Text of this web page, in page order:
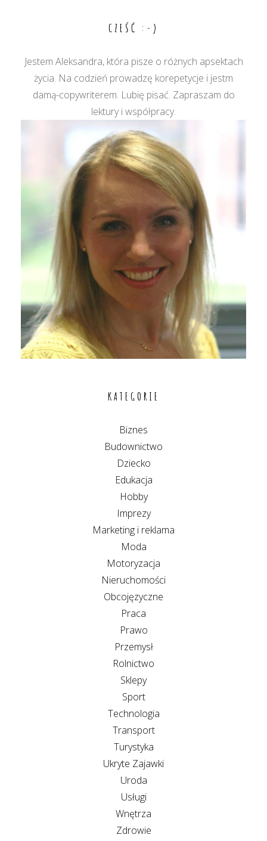
CZEŚĆ :-)
Jestem Aleksandra, która pisze o różnych apsektach
życia. Na codzień prowadzę korepetycje i jestm
damą-copywriterem. Lubię pisać. Zapraszam do
lektury i współpracy.
KATEGORIE
Biznes
Budownictwo
Dziecko
Edukacja
Hobby
Imprezy
Marketing i reklama
Moda
Motoryzacja
Nieruchomości
Obcojęzyczne
Praca
Prawo
Przemysł
Rolnictwo
Sklepy
Sport
Technologia
Transport
Turystyka
Ukryte Zajawki
Uroda
Usługi
Wnętrza
Zdrowie